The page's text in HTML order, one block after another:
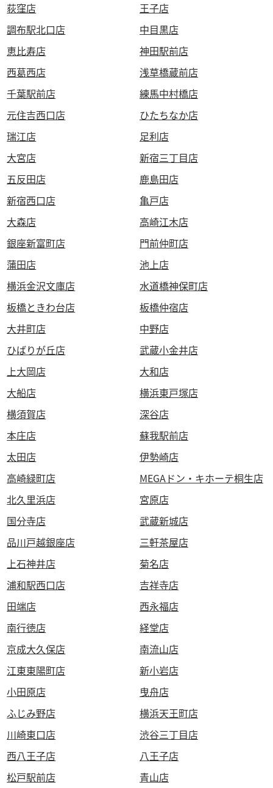
荻窪店
王子店
調布駅北口店
中目黒店
恵比寿店
神田駅前店
西葛西店
浅草橋蔵前店
千葉駅前店
練馬中村橋店
元住吉西口店
ひたちなか店
瑞江店
足利店
大宮店
新宿三丁目店
五反田店
鹿島田店
新宿西口店
亀戸店
大森店
高崎江木店
銀座新富町店
門前仲町店
蒲田店
池上店
横浜金沢文庫店
水道橋神保町店
板橋ときわ台店
板橋仲宿店
大井町店
中野店
ひばりが丘店
武蔵小金井店
上大岡店
大和店
大船店
横浜東戸塚店
横須賀店
深谷店
本庄店
蘇我駅前店
太田店
伊勢崎店
高崎緑町店
MEGAドン・キホーテ桐生店
北久里浜店
宮原店
国分寺店
武蔵新城店
品川戸越銀座店
三軒茶屋店
上石神井店
菊名店
浦和駅西口店
吉祥寺店
田端店
西永福店
南行徳店
経堂店
京成大久保店
南流山店
江東東陽町店
新小岩店
小田原店
曳舟店
ふじみ野店
横浜天王町店
川崎東口店
渋谷三丁目店
西八王子店
八王子店
松戸駅前店
青山店